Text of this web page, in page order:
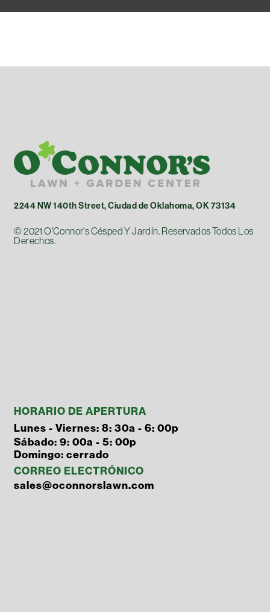
2244 NW 140th Street, Ciudad de Oklahoma, OK 73134
© 2021 O'Connor's Césped Y Jardín. Reservados Todos Los
Derechos.
HORARIO DE APERTURA
Lunes - Viernes: 8: 30a - 6: 00p
Sábado: 9: 00a - 5: 00p
Domingo: cerrado
CORREO ELECTRÓNICO
sales@oconnorslawn.com